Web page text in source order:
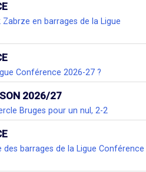
Zabrze en barrages de la Ligue
Conférence 2026-27 ?
2026/27
Bruges pour un nul, 2-2
des barrages de la Ligue Conférence